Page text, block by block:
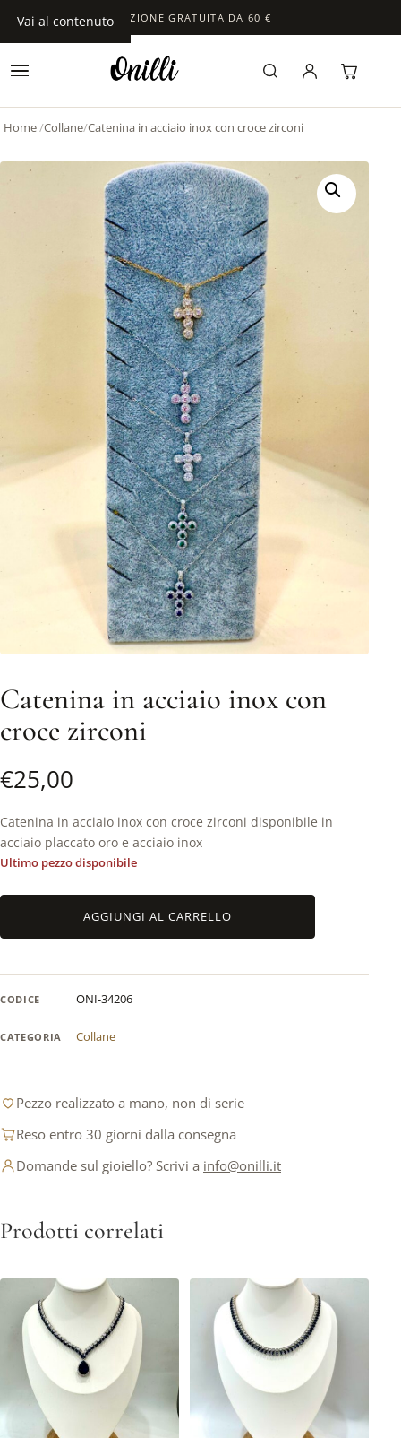
Vai al contenutoSPEDIZIONE GRATUITA DA 60 €
Home /Collane/Catenina in acciaio inox con croce zirconi
Catenina in acciaio inox con
croce zirconi
€25,00
Catenina in acciaio inox con croce zirconi disponibile in
acciaio placcato oro e acciaio inox
Ultimo pezzo disponibile
croce
AGGIUNGI AL CARRELLO
CODICE ONI-34206
CATEGORIA Collane
Pezzo realizzato a mano, non di serie
Reso entro 30 giorni dalla consegna
Domande sul gioiello? Scrivi a info@onilli.it
Prodotti correlati